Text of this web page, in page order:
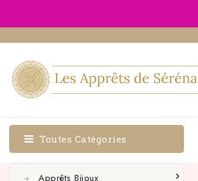
Toutes Catégories
Apprêts Bijoux